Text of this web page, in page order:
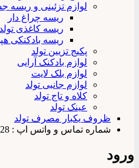
لوازم تزئینی و ریسه
ریسه چراغ دار
ریسه کاغذی تولد
ریسه بادکنکی
پکیج تزیین تولد
لوازم بادکنک آرایی
لوازم بلک لایت
لوازم جانبی تولد
کلاه و تاج تولد
عینک تولد
ظروف یکبار مصرف تولد
شماره تماس و واتس اپ : 02128428428
ورود